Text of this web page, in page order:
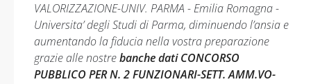
VALORIZZAZIONE-UNIV. PARMA - Emilia Romagna -
Universita’ degli Studi di Parma, diminuendo l’ansia e
aumentando la fiducia nella vostra preparazione
grazie alle nostrebanche dati CONCORSO
PUBBLICO PER N. 2 FUNZIONARI-SETT. AMM.VO-